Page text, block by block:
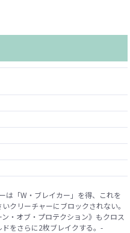
は「W・ブレイカー」を得、これを
クリーチャーにブロックされない。
・オブ・プロテクション》もクロス
をさらに2枚ブレイクする。-